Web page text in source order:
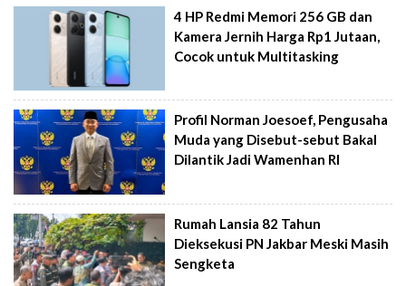
4 HP Redmi Memori 256 GB dan
Kamera Jernih Harga Rp1 Jutaan,
Cocok untuk Multitasking
Profil Norman Joesoef, Pengusaha
Muda yang Disebut-sebut Bakal
Dilantik Jadi Wamenhan RI
Rumah Lansia 82 Tahun
Dieksekusi PN Jakbar Meski Masih
Sengketa